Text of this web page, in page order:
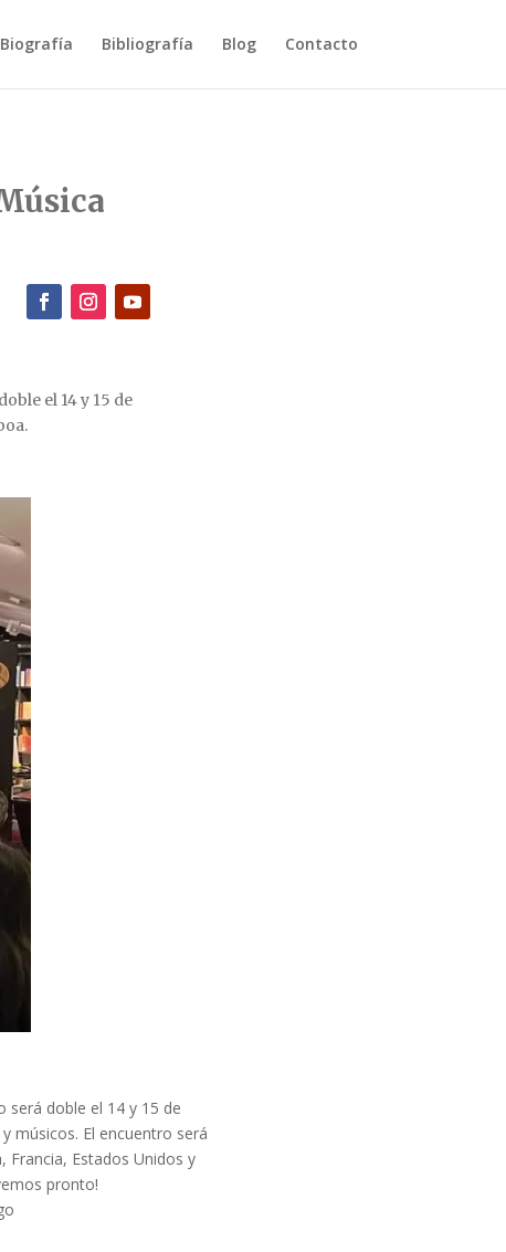
Biografía Bibliografía Blog Contacto
el 14 y 15 de
será doble el 14 y 15 de
músicos. El encuentro será
Francia, Estados Unidos y
pronto!